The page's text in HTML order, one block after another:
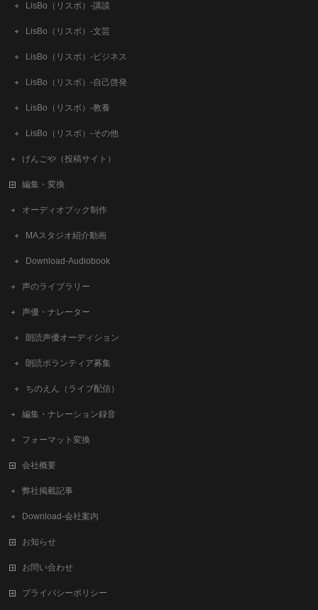
LisBo（リスボ）-講談
LisBo（リスボ）-文芸
LisBo（リスボ）-ビジネス
LisBo（リスボ）-自己啓発
LisBo（リスボ）-教養
LisBo（リスボ）-その他
げんごや（投稿サイト）
編集・変換
オーディオブック制作
MAスタジオ紹介動画
Download-Audiobook
声のライブラリー
声優・ナレーター
朗読声優オーディション
朗読ボランティア募集
ちのえん（ライブ配信）
編集・ナレーション録音
フォーマット変換
会社概要
弊社掲載記事
Download-会社案内
お知らせ
お問い合わせ
プライバシーポリシー